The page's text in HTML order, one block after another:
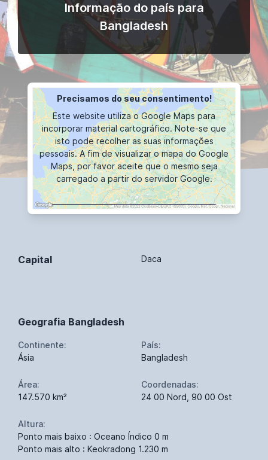
Informação do país para
Bangladesh
Precisamos do seu consentimento!
Este website utiliza o Google Maps para
incorporar material cartográfico. Note-se que
isto pode recolher as suas informações
pessoais. A fim de visualizar o mapa do Google
Maps, por favor aceite que o mesmo seja
carregado a partir do servidor Google.
VISUALIZAÇÕES CARTOGRÁFICAS
Capital Daca
Geografia Bangladesh
Continente:
Ásia
País:
Bangladesh
Área:
147.570 km²
Coordenadas:
24 00 Nord, 90 00 Ost
Altura:
Ponto mais baixo : Oceano Índico 0 m
Ponto mais alto : Keokradong 1.230 m